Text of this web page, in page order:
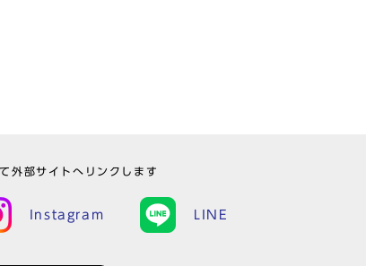
外部サイトへリンクします
Instagram LINE